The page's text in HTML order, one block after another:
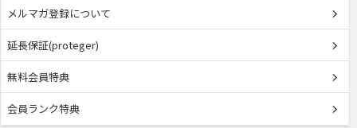
メルマガ登録について
延長保証(proteger)
無料会員特典
会員ランク特典